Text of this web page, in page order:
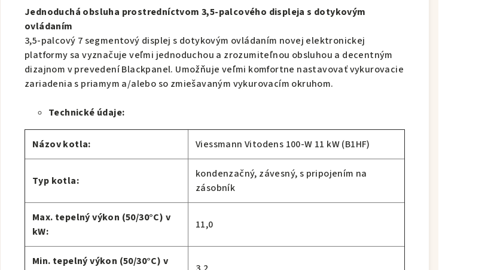
Jednoduchá obsluha prostredníctvom 3,5-palcového displeja s dotykovým
ovládaním
3,5-palcový 7 segmentový displej s dotykovým ovládaním novej elektronickej
platformy sa vyznačuje veľmi jednoduchou a zrozumiteľnou obsluhou a decentným
dizajnom v prevedení Blackpanel. Umožňuje veľmi komfortne nastavovať vykurovacie
zariadenia s priamym a/alebo so zmiešavaným vykurovacím okruhom.
Technické údaje:
Názov kotla: Viessmann Vitodens 100-W 11 kW (B1HF)
Typ kotla:
kondenzačný, závesný, s pripojením na
zásobník
Max. tepelný výkon (50/30°C) v
kW:
11,0
Min. tepelný výkon (50/30°C) v